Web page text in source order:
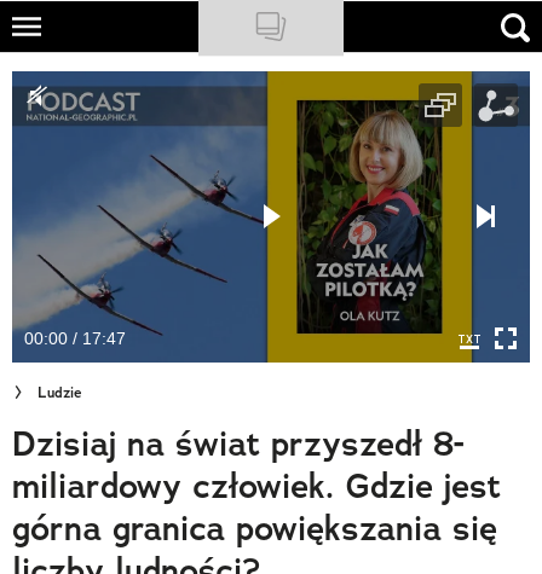
Skip
main
content
NATIONAL GEOGRAPHIC
TRAVELER
Sklep
Newsletter
Cuda Polski
Wielki Konkurs Fotograficzny
Trendbook Podróżniczy
Polecane
00:00 / 17:47
Ludzie
Dzisiaj na świat przyszedł 8-
miliardowy człowiek. Gdzie jest
górna granica powiększania się